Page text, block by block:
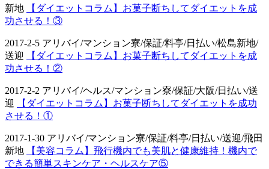
新地
【ダイエットコラム】お菓子断ちしてダイエットを成
功させる！③
2017-2-5 アリバイ/マンション寮/保証/料亭/日払い/松島新地/
送迎
【ダイエットコラム】お菓子断ちしてダイエットを成
功させる！②
2017-2-2 アリバイ/ヘルス/マンション寮/保証/大阪/日払い/送
迎
【ダイエットコラム】お菓子断ちしてダイエットを成功
させる！①
2017-1-30 アリバイ/マンション寮/保証/料亭/日払い/送迎/飛田
新地
【美容コラム】飛行機内でも美肌と健康維持！機内で
できる簡単スキンケア・ヘルスケア⑤